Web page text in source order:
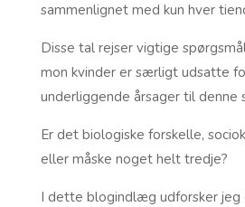
sammenlignet med kun hver
Disse tal rejser vigtige
mon kvinder er særligt udsatte
underliggende årsager til denne
Er det biologiske forskelle,
eller måske noget helt tredje?
I dette blogindlæg udforsker jeg